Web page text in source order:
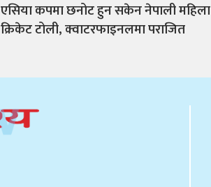
एसिया कपमा छनोट हुन सकेन नेपाली महिला
क्रिकेट टोली, क्वाटरफाइनलमा पराजित